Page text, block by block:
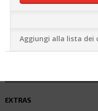
Aggiungi alla lista dei
EXTRAS